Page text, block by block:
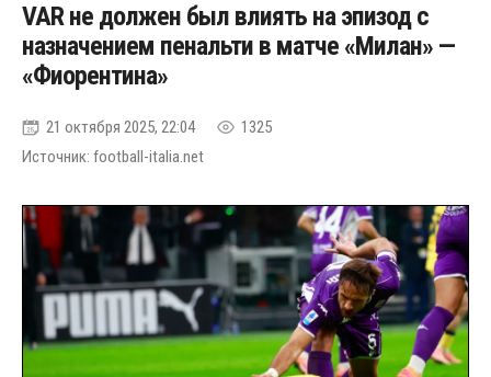
VAR не должен был влиять на эпизод с
назначением пенальти в матче «Милан» —
«Фиорентина»
21 октября 2025, 22:04
1325
Источник: football-italia.net